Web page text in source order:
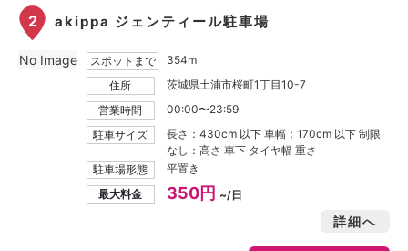
2 akippa ジェンティール駐車場
スポットまで
354m
住所
茨城県土浦市桜町1丁目10-7
営業時間
00:00〜23:59
駐車サイズ
長さ：430cm 以下 車幅：170cm 以下 制限
なし：高さ 車下 タイヤ幅 重さ
駐車場形態
平置き
最大料金
350円 ~/日
詳細へ
No Image